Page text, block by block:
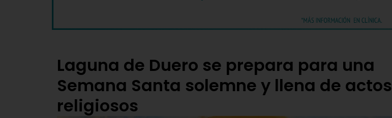
Laguna de Duero se prepara para una
Semana Santa solemne y llena de actos
religiosos